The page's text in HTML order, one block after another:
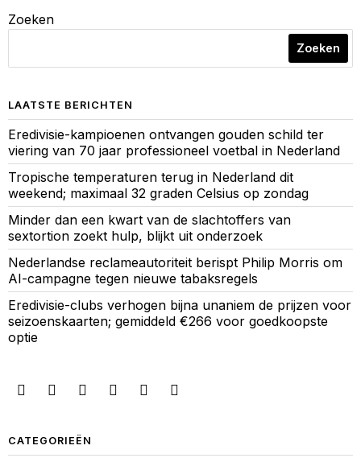
Zoeken
Zoeken
LAATSTE BERICHTEN
Eredivisie-kampioenen ontvangen gouden schild ter
viering van 70 jaar professioneel voetbal in Nederland
Tropische temperaturen terug in Nederland dit
weekend; maximaal 32 graden Celsius op zondag
Minder dan een kwart van de slachtoffers van
sextortion zoekt hulp, blijkt uit onderzoek
Nederlandse reclameautoriteit berispt Philip Morris om
AI-campagne tegen nieuwe tabaksregels
Eredivisie-clubs verhogen bijna unaniem de prijzen voor
seizoenskaarten; gemiddeld €266 voor goedkoopste
optie
CATEGORIEËN